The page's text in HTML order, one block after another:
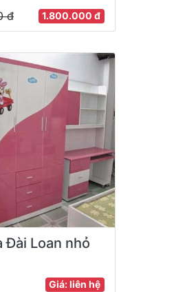
đ 1.800.000 đ
Đài Loan nhỏ
Giá: liên hệ